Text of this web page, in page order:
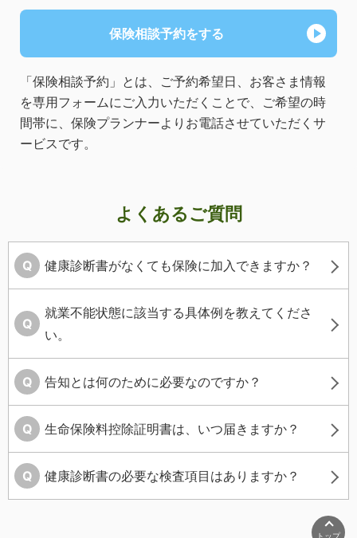
保険相談予約をする
「保険相談予約」とは、ご予約希望日、お客さま情報
を専用フォームにご入力いただくことで、ご希望の時
間帯に、保険プランナーよりお電話させていただくサ
ービスです。
よくあるご質問
健康診断書がなくても保険に加入できますか？
就業不能状態に該当する具体例を教えてくださ
い。
告知とは何のために必要なのですか？
生命保険料控除証明書は、いつ届きますか？
健康診断書の必要な検査項目はありますか？
トップ